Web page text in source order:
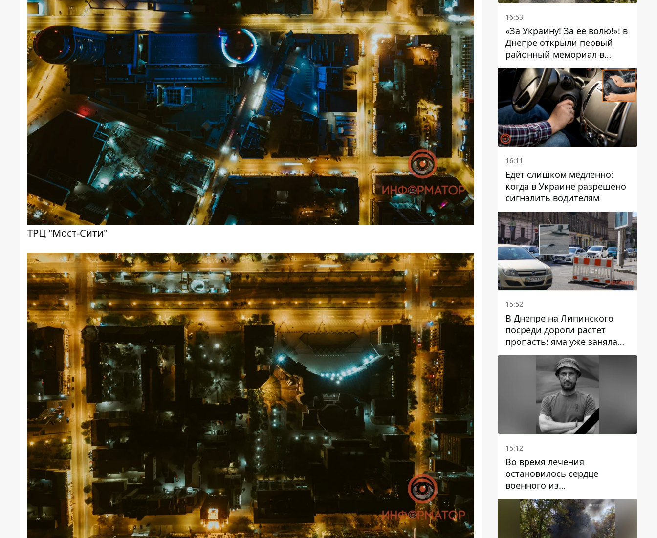
ТРЦ "Мост-Сити"
16:53
«За Украину! За ее волю!»: в
Днепре открыли первый
районный мемориал в
честь погибших
Защитников
16:11
Едет слишком медленно:
когда в Украине разрешено
сигналить водителям
15:52
В Днепре на Липинского
посреди дороги растет
пропасть: яма уже заняла
полосу движения
15:12
Во время лечения
остановилось сердце
военного из
Днепропетровской области
Ростислава Лупашко